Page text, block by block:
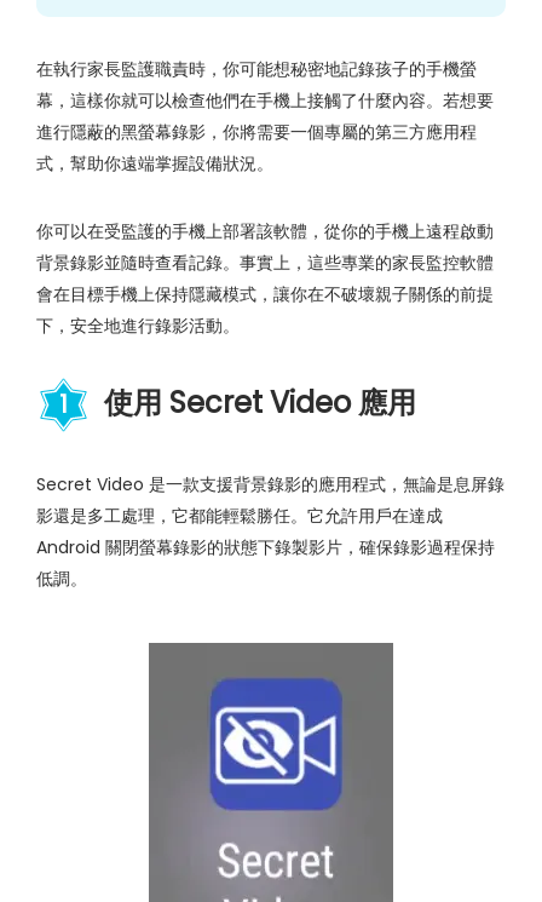
在執行家長監護職責時，你可能想秘密地記錄孩子的手機螢
幕，這樣你就可以檢查他們在手機上接觸了什麼內容。若想要
進行隱蔽的黑螢幕錄影，你將需要一個專屬的第三方應用程
式，幫助你遠端掌握設備狀況。
你可以在受監護的手機上部署該軟體，從你的手機上遠程啟動
背景錄影並隨時查看記錄。事實上，這些專業的家長監控軟體
會在目標手機上保持隱藏模式，讓你在不破壞親子關係的前提
下，安全地進行錄影活動。
1 使用 Secret Video 應用
Secret Video 是一款支援背景錄影的應用程式，無論是息屏錄
影還是多工處理，它都能輕鬆勝任。它允許用戶在達成
Android 關閉螢幕錄影的狀態下錄製影片，確保錄影過程保持
低調。